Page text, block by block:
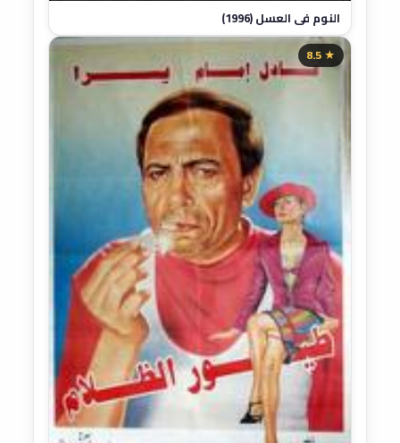
النوم في العسل (1996)
★ 8.5